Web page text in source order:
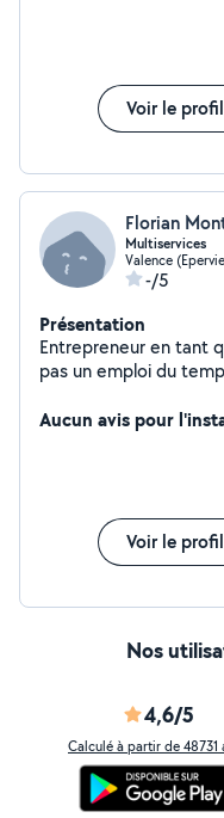
Voir le profil
Florian
Multiservices
Valence
-/5
Présentation
Entrepreneur en tant
pas un emploi du
principale. Que ce soit
Aucun avis pour
Voir le profil
Nos
4,6/5
Calculé à partir de 48731